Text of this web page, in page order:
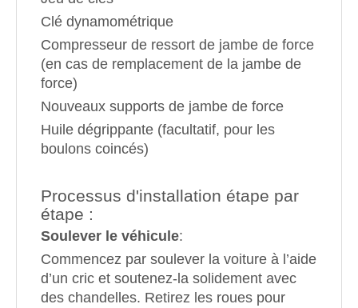
Clé dynamométrique
Compresseur de ressort de jambe de force
(en cas de remplacement de la jambe de
force)
Nouveaux supports de jambe de force
Huile dégrippante (facultatif, pour les
boulons coincés)
Processus d'installation étape par
étape :
Soulever le véhicule:
Commencez par soulever la voiture à l’aide
d’un cric et soutenez-la solidement avec
des chandelles. Retirez les roues pour